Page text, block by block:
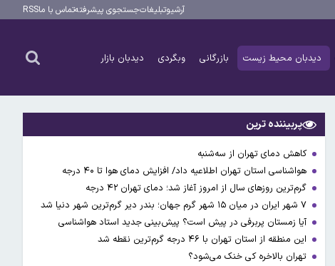
آرشیوتبلیغاتجستجوی پیشرفتهتماس با ماRSS
دیدبان محیط زیست بازرگانی وبگردی دیدبان بازار
پربیننده ترین
کاهش دمای تهران از سه‌شنبه
هواشناسی استان تهران اطلاعیه داد/ افزایش دمای هوا تا ۴۰ درجه
گرم‌ترین روزهای سال از امروز آغاز شد؛ دمای تهران ۴۲ درجه
آیا زمستان پربرفی در پیش است؟ پیش‌بینی جدید استاد هواشناسی
این منطقه از استان تهران با ۴۶ درجه گرم‌ترین نقطه شد
تهران بالاخره کی خنک می‌شود؟